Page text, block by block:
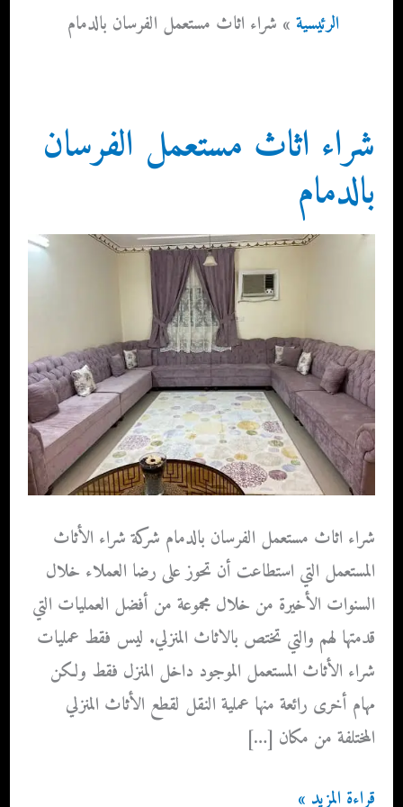
الرئيسية شراء اثاث مستعمل الفرسان بالدمام
شراء اثاث مستعمل الفرسان
بالدمام
شراء اثاث مستعمل الفرسان بالدمام شركة شراء الأثاث
المستعمل التي استطاعت أن تحوز على رضا العملاء خلال
السنوات الأخيرة من خلال مجموعة من أفضل العمليات التي
قدمتها لهم والتي تختص بالاثاث المنزلي. ليس فقط عمليات
شراء الأثاث المستعمل الموجود داخل المنزل فقط ولكن
مهام أخرى رائعة منها عملية النقل لقطع الأثاث المنزلي
المختلفة من مكان […]
شراء
قراءة المزيد »